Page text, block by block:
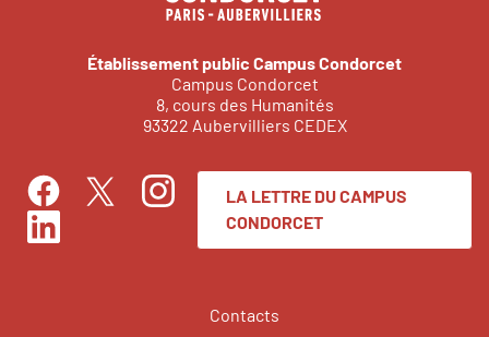
Établissement public Campus Condorcet
Campus Condorcet
8, cours des Humanités
93322 Aubervilliers CEDEX
FacebookTwitterInstagram
LinkedIn
LA LETTRE DU CAMPUS
CONDORCET
Contacts